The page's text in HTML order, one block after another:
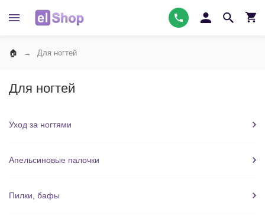
Для ногтей
Для ногтей
Уход за ногтями
Апельсиновые палочки
Пилки, бафы